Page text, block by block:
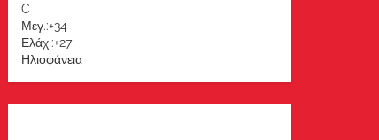
C
Μεγ.:+34
Ελάχ.:+27
Ηλιοφάνεια